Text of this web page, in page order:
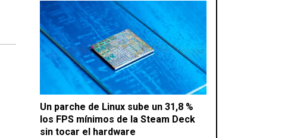
Un parche de Linux sube un 31,8 %
los FPS mínimos de la Steam Deck
sin tocar el hardware